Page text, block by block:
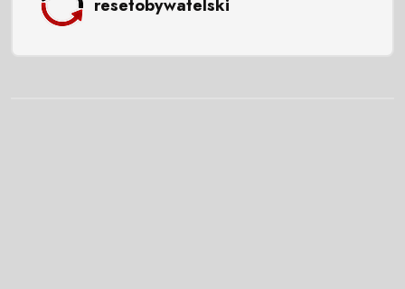
resetobywatelski